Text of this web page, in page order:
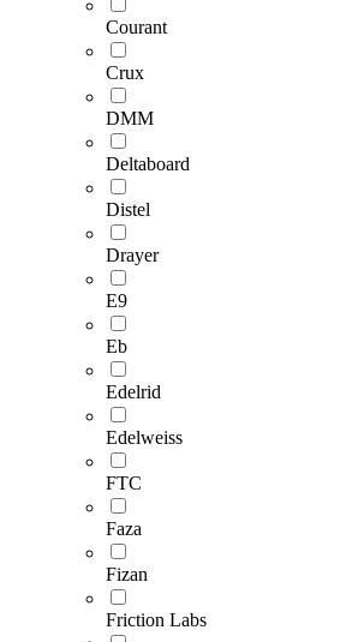
Courant
Crux
DMM
Deltaboard
Distel
Drayer
E9
Eb
Edelrid
Edelweiss
FTC
Faza
Fizan
Friction Labs